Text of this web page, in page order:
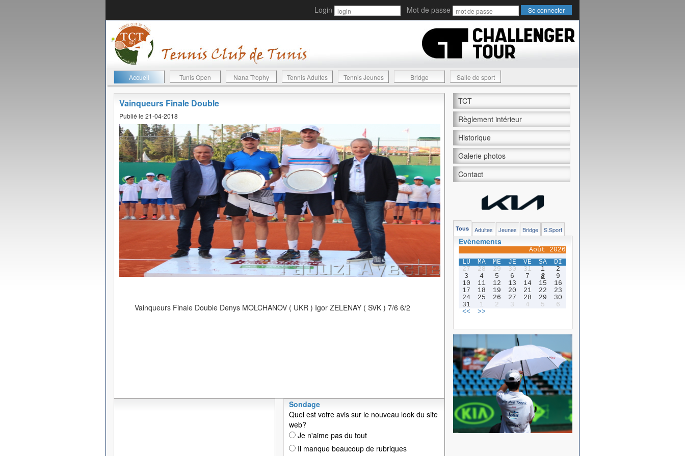
Login Mot de passe
Accueil Tunis Open Nana Trophy Tennis Adultes Tennis Jeunes Bridge Salle de sport
Vainqueurs Finale Double
Publié le 21-04-2018
Vainqueurs Finale Double Denys MOLCHANOV ( UKR ) Igor ZELENAY ( SVK ) 7/6 6/2
Sondage
Quel est votre avis sur le nouveau look du site
web?
Je n'aime pas du tout
Il manque beaucoup de rubriques
TCT
Règlement intérieur
Historique
Galerie photos
Contact
Tous Adultes Jeunes Bridge S.Sport
Evènements
Août 2026
LU
MA ME JE VE SA
DI
27
28 29 30 31 1
2
3
4 5 6 7 8
9
10
11 12 13 14 15
16
17
18 19 20 21 22
23
24
25 26 27 28 29
30
31
1 2 3 4 5
6
<<
>>